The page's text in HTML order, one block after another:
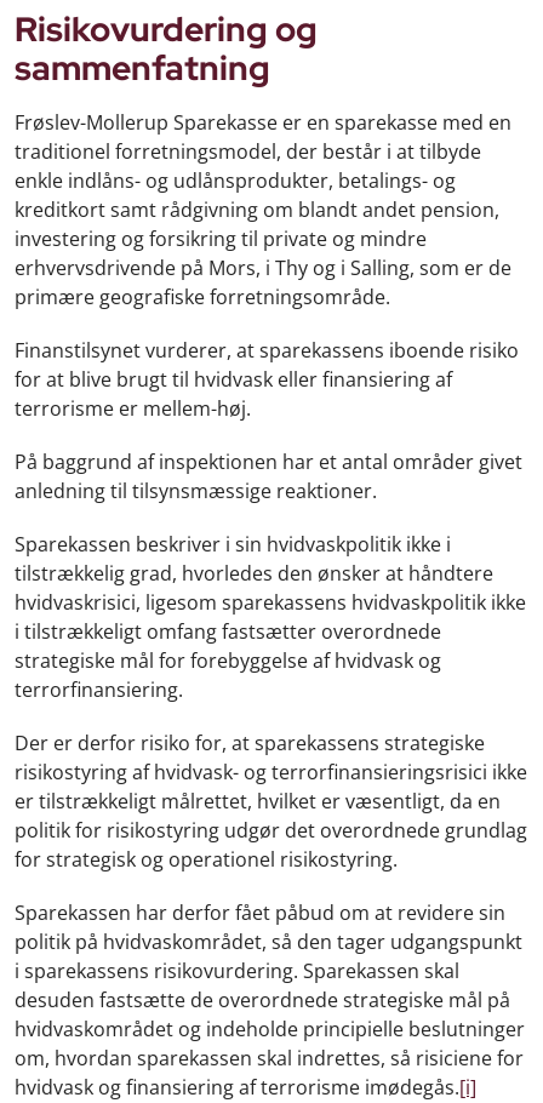
Risikovurdering og
sammenfatning
Frøslev-Mollerup Sparekasse er en sparekasse med en
traditionel forretningsmodel, der består i at tilbyde
enkle indlåns- og udlånsprodukter, betalings- og
kreditkort samt rådgivning om blandt andet pension,
investering og forsikring til private og mindre
erhvervsdrivende på Mors, i Thy og i Salling, som er de
primære geografiske forretningsområde.
Finanstilsynet vurderer, at sparekassens iboende risiko
for at blive brugt til hvidvask eller finansiering af
terrorisme er mellem-høj.
På baggrund af inspektionen har et antal områder givet
anledning til tilsynsmæssige reaktioner.
Sparekassen beskriver i sin hvidvaskpolitik ikke i
tilstrækkelig grad, hvorledes den ønsker at håndtere
hvidvaskrisici, ligesom sparekassens hvidvaskpolitik ikke
i tilstrækkeligt omfang fastsætter overordnede
strategiske mål for forebyggelse af hvidvask og
terrorfinansiering.
Der er derfor risiko for, at sparekassens strategiske
risikostyring af hvidvask- og terrorfinansieringsrisici ikke
er tilstrækkeligt målrettet, hvilket er væsentligt, da en
politik for risikostyring udgør det overordnede grundlag
for strategisk og operationel risikostyring.
Sparekassen har derfor fået påbud om at revidere sin
politik på hvidvaskområdet, så den tager udgangspunkt
i sparekassens risikovurdering. Sparekassen skal
desuden fastsætte de overordnede strategiske mål på
hvidvaskområdet og indeholde principielle beslutninger
om, hvordan sparekassen skal indrettes, så risiciene for
hvidvask og finansiering af terrorisme imødegås.[i]